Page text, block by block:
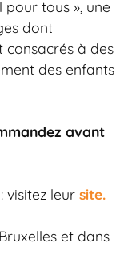
tous », une
dont
consacrés à des
des enfants
avant
visitez leur site.
et dans